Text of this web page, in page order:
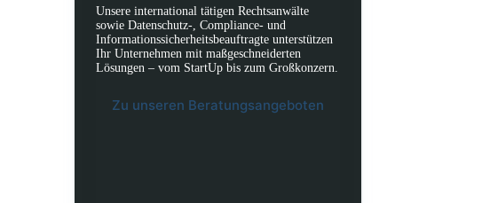
Unsere international tätigen Rechtsanwälte
sowie Datenschutz-, Compliance- und
Informationssicherheitsbeauftragte unterstützen
Ihr Unternehmen mit maßgeschneiderten
Lösungen – vom StartUp bis zum Großkonzern.
Zu unseren Beratungsangeboten